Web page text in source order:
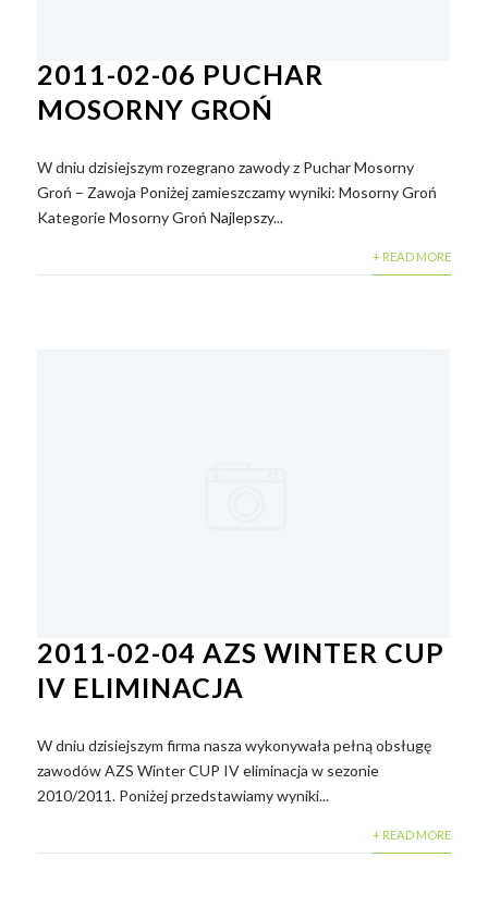
2011-02-06 PUCHAR
MOSORNY GROŃ
W dniu dzisiejszym rozegrano zawody z Puchar Mosorny
Groń – Zawoja Poniżej zamieszczamy wyniki: Mosorny Groń
Kategorie Mosorny Groń Najlepszy...
+ READ MORE
2011-02-04 AZS WINTER CUP
IV ELIMINACJA
W dniu dzisiejszym firma nasza wykonywała pełną obsługę
zawodów AZS Winter CUP IV eliminacja w sezonie
2010/2011. Poniżej przedstawiamy wyniki...
+ READ MORE